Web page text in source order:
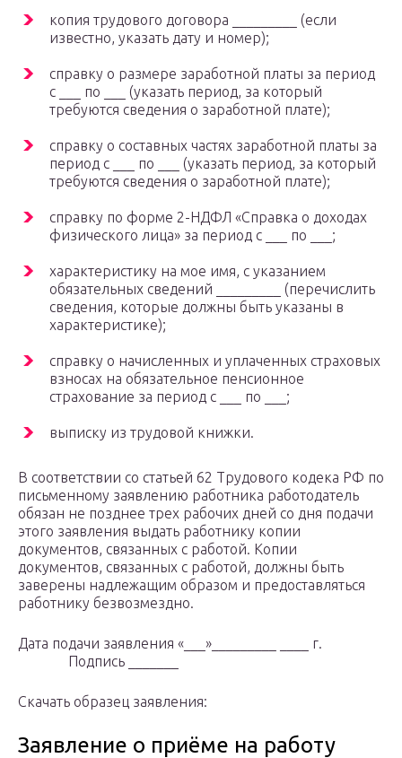
копия трудового договора _________ (если
известно, указать дату и номер);
справку о размере заработной платы за период
с ___ по ___ (указать период, за который
требуются сведения о заработной плате);
справку о составных частях заработной платы за
период с ___ по ___ (указать период, за который
требуются сведения о заработной плате);
справку по форме 2-НДФЛ «Справка о доходах
физического лица» за период с ___ по ___;
характеристику на мое имя, с указанием
обязательных сведений _________ (перечислить
сведения, которые должны быть указаны в
характеристике);
справку о начисленных и уплаченных страховых
взносах на обязательное пенсионное
страхование за период с ___ по ___;
выписку из трудовой книжки.
В соответствии со статьей 62 Трудового кодека РФ по
письменному заявлению работника работодатель
обязан не позднее трех рабочих дней со дня подачи
этого заявления выдать работнику копии
документов, связанных с работой. Копии
документов, связанных с работой, должны быть
заверены надлежащим образом и предоставляться
работнику безвозмездно.
Дата подачи заявления «___»_________ ____ г.
Подпись _______
Скачать образец заявления:
Заявление о приёме на работу